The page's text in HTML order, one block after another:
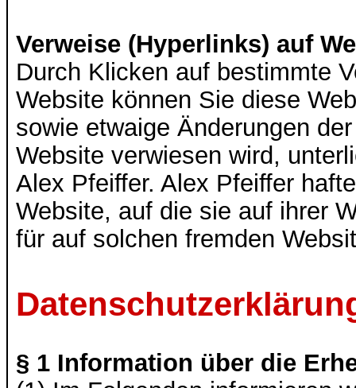
Verweise (Hyperlinks) auf
Durch Klicken auf bestimmte
Website können Sie diese
sowie etwaige Änderungen
Website verwiesen wird,
Alex Pfeiffer. Alex Pfeiffer
Website, auf die sie auf ihrer
für auf solchen fremden
§ 1 Information über die